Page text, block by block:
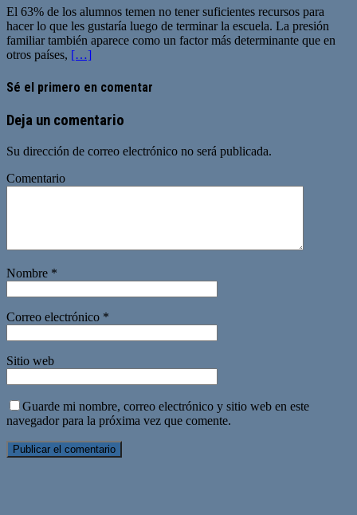
El 63% de los alumnos temen no tener suficientes recursos para
hacer lo que les gustaría luego de terminar la escuela. La presión
familiar también aparece como un factor más determinante que en
otros países, […]
Sé el primero en comentar
Deja un comentario
Su dirección de correo electrónico no será publicada.
Comentario
Nombre *
Correo electrónico *
Sitio web
Guarde mi nombre, correo electrónico y sitio web en este
navegador para la próxima vez que comente.